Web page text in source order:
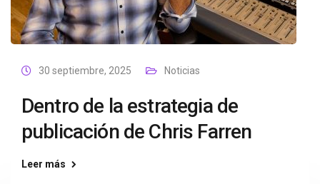
30 septiembre, 2025 Noticias
Dentro de la estrategia de
publicación de Chris Farren
Leer más